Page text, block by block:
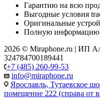
Гарантию на всю
Выгодные условия
Оригинальные
Полную информацию
2026 © Miraphone.ru | ИП
324784700189441
+7 (485) 260-99-53
info@miraphone.ru
Ярославль, Тутаевское
помещение 222 (справа от